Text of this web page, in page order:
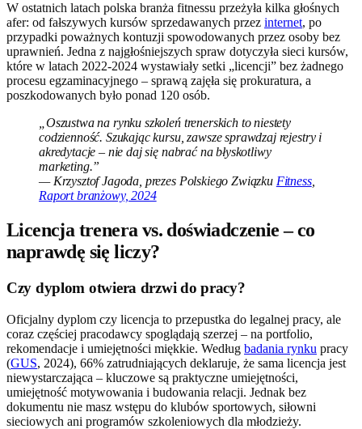
W ostatnich latach polska branża fitnessu przeżyła kilka głośnych
afer: od fałszywych kursów sprzedawanych przez internet, po
przypadki poważnych kontuzji spowodowanych przez osoby bez
uprawnień. Jedna z najgłośniejszych spraw dotyczyła sieci kursów,
które w latach 2022-2024 wystawiały setki „licencji” bez żadnego
procesu egzaminacyjnego – sprawą zajęła się prokuratura, a
poszkodowanych było ponad 120 osób.
„Oszustwa na rynku szkoleń trenerskich to niestety
codzienność. Szukając kursu, zawsze sprawdzaj rejestry i
akredytacje – nie daj się nabrać na błyskotliwy
marketing.”
— Krzysztof Jagoda, prezes Polskiego Związku Fitness,
Raport branżowy, 2024
Licencja trenera vs. doświadczenie – co
naprawdę się liczy?
Czy dyplom otwiera drzwi do pracy?
Oficjalny dyplom czy licencja to przepustka do legalnej pracy, ale
coraz częściej pracodawcy spoglądają szerzej – na portfolio,
rekomendacje i umiejętności miękkie. Według badania rynku pracy
(GUS, 2024), 66% zatrudniających deklaruje, że sama licencja jest
niewystarczająca – kluczowe są praktyczne umiejętności,
umiejętność motywowania i budowania relacji. Jednak bez
dokumentu nie masz wstępu do klubów sportowych, siłowni
sieciowych ani programów szkoleniowych dla młodzieży.